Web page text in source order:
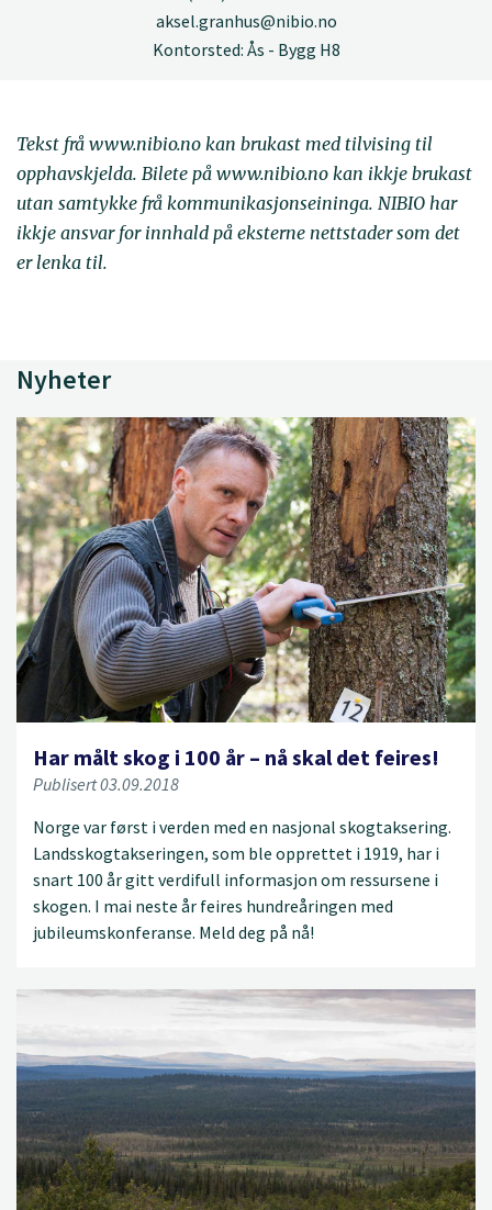
aksel.granhus@nibio.no
Kontorsted: Ås - Bygg H8
Tekst frå www.nibio.no kan brukast med tilvising til
opphavskjelda. Bilete på www.nibio.no kan ikkje brukast
utan samtykke frå kommunikasjonseininga. NIBIO har
ikkje ansvar for innhald på eksterne nettstader som det
er lenka til.
Nyheter
Har målt skog i 100 år – nå skal det feires!
Publisert 03.09.2018
Norge var først i verden med en nasjonal skogtaksering.
Landsskogtakseringen, som ble opprettet i 1919, har i
snart 100 år gitt verdifull informasjon om ressursene i
skogen. I mai neste år feires hundreåringen med
jubileumskonferanse. Meld deg på nå!